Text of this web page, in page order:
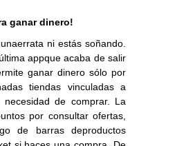
ganar dinero!
ni estás soñando.
appque acaba de salir
ganar dinero sólo por
tiendas vinculadas a
de comprar. La
por consultar ofertas,
de barras deproductos